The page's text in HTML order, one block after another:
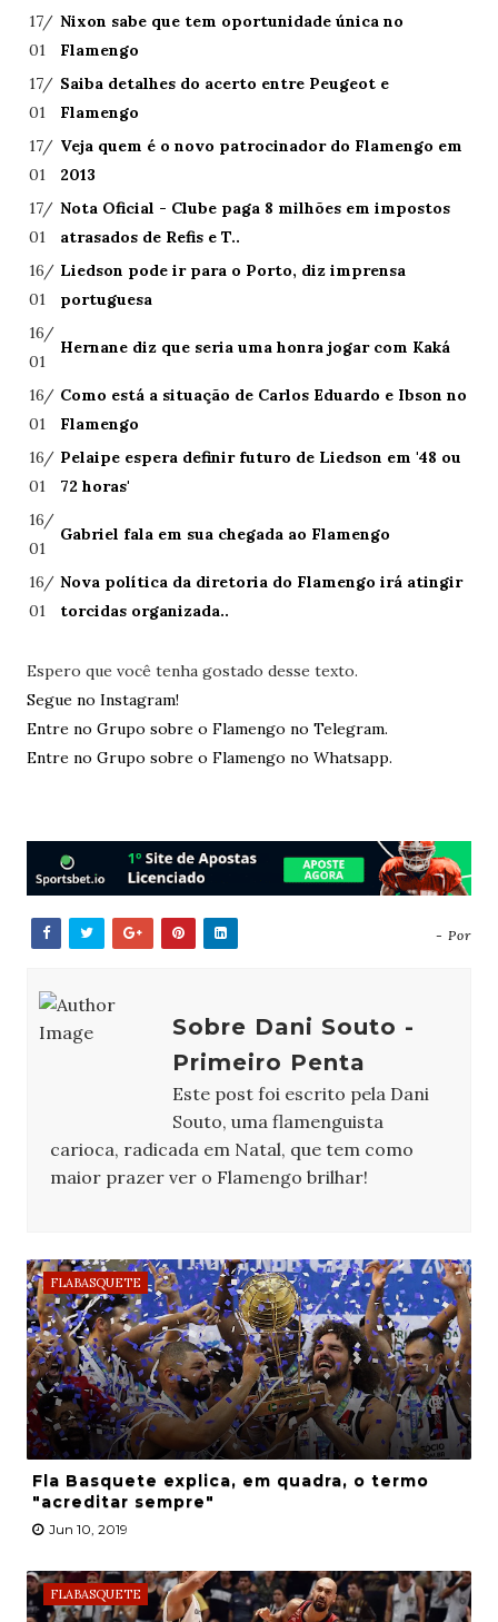
17/
01
Nixon sabe que tem oportunidade única no
Flamengo
17/
01
Saiba detalhes do acerto entre Peugeot e
Flamengo
17/
01
Veja quem é o novo patrocinador do Flamengo em
2013
17/
01
Nota Oficial - Clube paga 8 milhões em impostos
atrasados de Refis e T..
16/
01
Liedson pode ir para o Porto, diz imprensa
portuguesa
16/
01
Hernane diz que seria uma honra jogar com Kaká
16/
01
Como está a situação de Carlos Eduardo e Ibson no
Flamengo
16/
01
Pelaipe espera definir futuro de Liedson em '48 ou
72 horas'
16/
01
Gabriel fala em sua chegada ao Flamengo
16/
01
Nova política da diretoria do Flamengo irá atingir
torcidas organizada..
Espero que você tenha gostado desse texto.
Segue no Instagram!
Entre no Grupo sobre o Flamengo no Telegram.
Entre no Grupo sobre o Flamengo no Whatsapp.
- Por
Sobre Dani Souto -
Primeiro Penta
Este post foi escrito pela Dani
Souto, uma flamenguista
carioca, radicada em Natal, que tem como
maior prazer ver o Flamengo brilhar!
FLABASQUETE
Fla Basquete explica, em quadra, o termo
"acreditar sempre"
Jun 10, 2019
FLABASQUETE